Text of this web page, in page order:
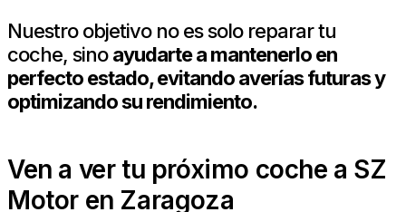
Nuestro objetivo no es solo reparar tu
coche, sinoayudarte a mantenerlo en
perfecto estado, evitando averías futuras y
optimizando su rendimiento.
Ven a ver tu próximo coche a SZ
Motor en Zaragoza